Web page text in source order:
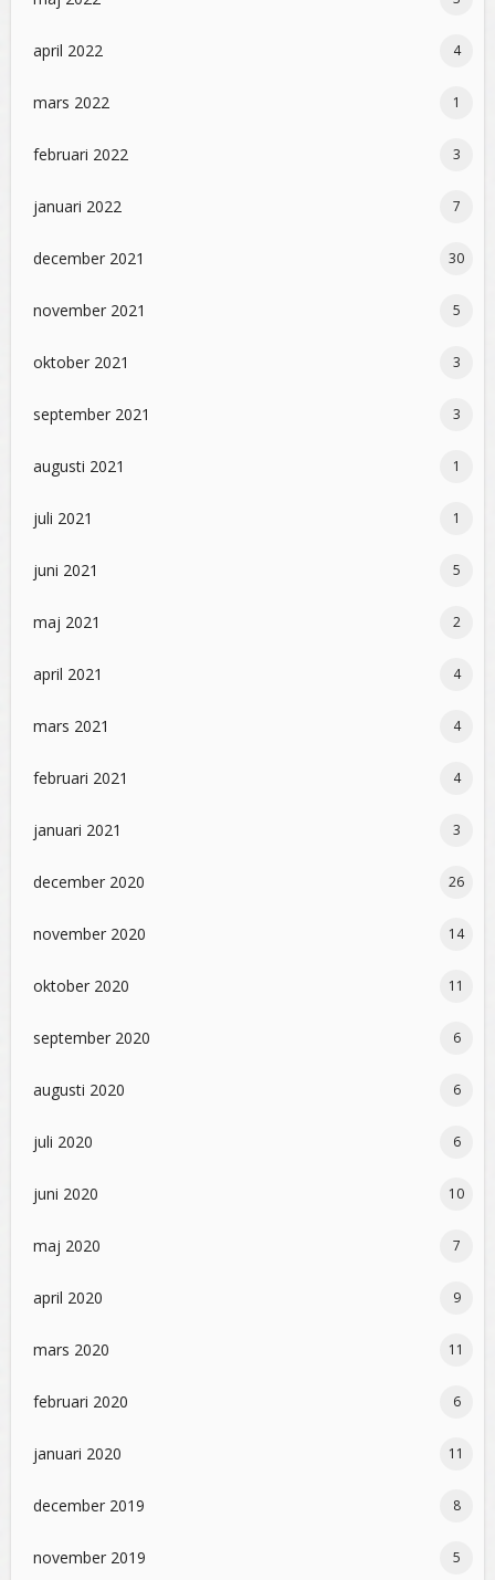
april 2022 4
mars 2022 1
februari 2022 3
januari 2022 7
december 2021 30
november 2021 5
oktober 2021 3
september 2021 3
augusti 2021 1
juli 2021 1
juni 2021 5
maj 2021 2
april 2021 4
mars 2021 4
februari 2021 4
januari 2021 3
december 2020 26
november 2020 14
oktober 2020 11
september 2020 6
augusti 2020 6
juli 2020 6
juni 2020 10
maj 2020 7
april 2020 9
mars 2020 11
februari 2020 6
januari 2020 11
december 2019 8
november 2019 5